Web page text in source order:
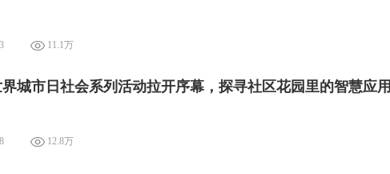
11.1万
界城市日社会系列活动拉开序幕，探寻社区花园里的智慧应用
12.8万